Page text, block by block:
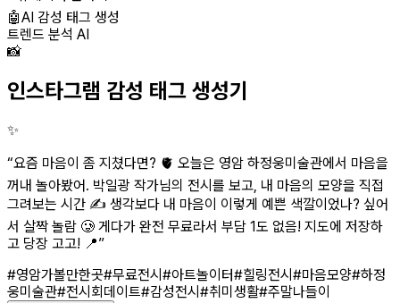
🤖AI 감성 태그 생성
트렌드 분석 AI
📸
인스타그램 감성 태그 생성기
✨
“요즘 마음이 좀 지쳤다면? 🫀 오늘은 영암 하정웅미술관에서 마음을
꺼내 놀아봤어. 박일광 작가님의 전시를 보고, 내 마음의 모양을 직접
그려보는 시간 ✍️ 생각보다 내 마음이 이렇게 예쁜 색깔이었나? 싶어
서 살짝 놀람 🥲 게다가 완전 무료라서 부담 1도 없음! 지도에 저장하
고 당장 고고! 📍”
#영암가볼만한곳#무료전시 #아트놀이터#힐링전시 #마음모양#하정
웅미술관#전시회데이트#감성전시 #취미생활#주말나들이